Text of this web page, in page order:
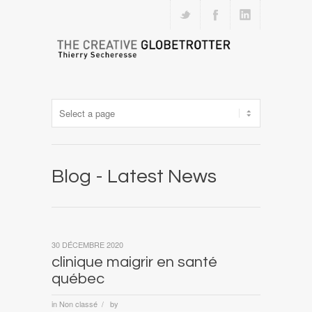
Blog - Latest News
clinique maigrir en santé
québec
in Non classé / by
30 DÉCEMBRE 2020